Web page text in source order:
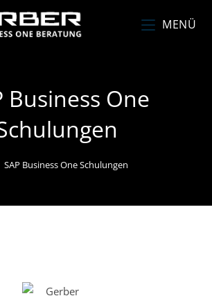
MENÜ
Business One
SAP Business One Schulungen